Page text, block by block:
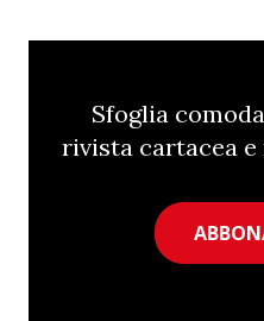
Sfoglia
rivista cartacea